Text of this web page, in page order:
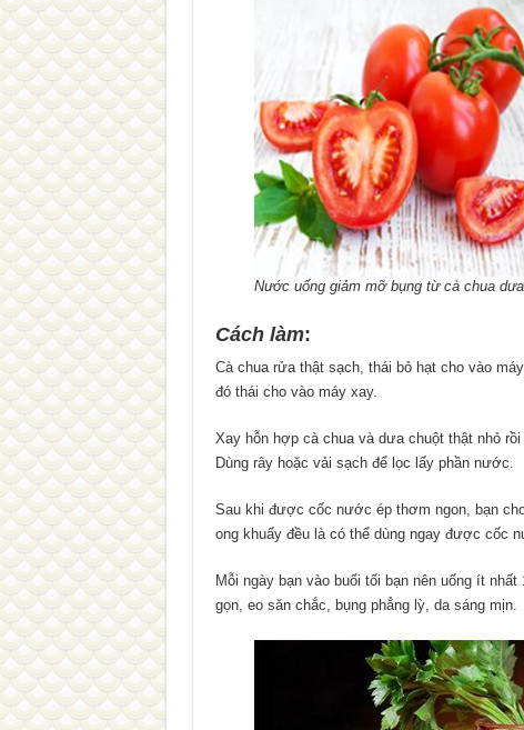
Nước uống giảm mỡ bụng từ cà chua
Cách làm:
Cà chua rửa thật sạch, thái bỏ hạt cho vào
đó thái cho vào máy xay.
Xay hỗn hợp cà chua và dưa chuột thật nhỏ
Dùng rây hoặc vải sạch để lọc lấy phần nước.
Sau khi được cốc nước ép thơm ngon, bạn
ong khuấy đều là có thể dùng ngay được cốc
Mỗi ngày bạn vào buổi tối bạn nên uống ít
gọn, eo săn chắc, bụng phẳng lỳ, da sáng mịn.